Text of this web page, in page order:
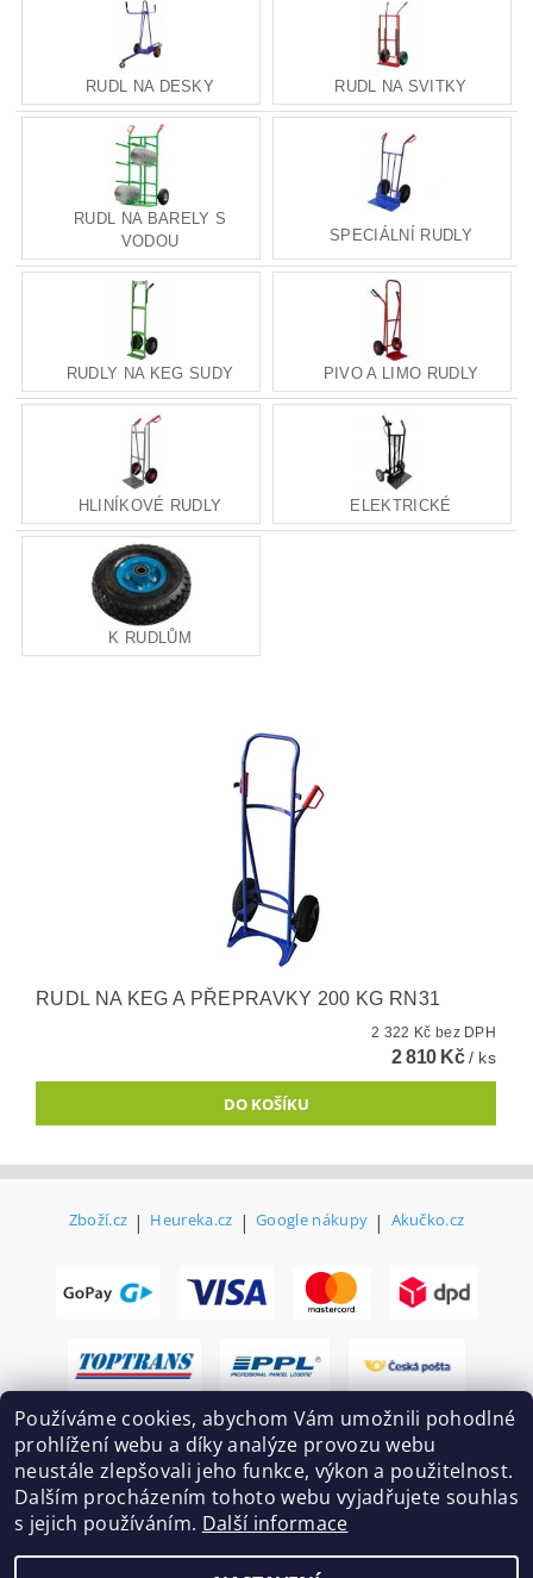
RUDL NA DESKY RUDL NA SVITKY
RUDL NA BARELY S
VODOU
SPECIÁLNÍ RUDLY
RUDLY NA KEG SUDY PIVO A LIMO RUDLY
HLINÍKOVÉ RUDLY ELEKTRICKÉ
K RUDLŮM
RUDL NA KEG A PŘEPRAVKY 200 KG RN31
2 322 Kč bez DPH
2 810 Kč/ ks
Zboží.cz | Heureka.cz | Google nákupy | Akučko.cz
Používáme cookies, abychom Vám umožnili pohodlné
prohlížení webu a díky analýze provozu webu
neustále zlepšovali jeho funkce, výkon a použitelnost.
Dalším procházením tohoto webu vyjadřujete souhlas
s jejich používáním. Další informace